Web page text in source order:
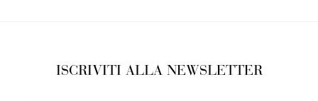
ISCRIVITI ALLA NEWSLETTER